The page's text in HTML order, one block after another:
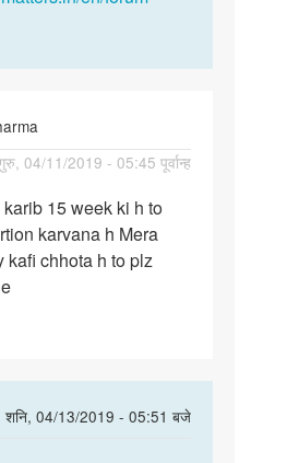
04/11/2019 - 05:45 पूर्वान्ह
15 week ki h to
karvana h Mera
kafi chhota h to plz
शनि, 04/13/2019 - 05:51 बजे